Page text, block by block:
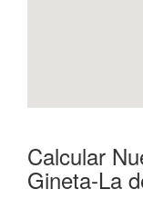
Calcular
Gineta-La